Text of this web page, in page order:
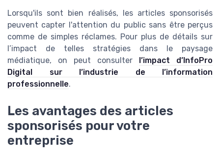
Lorsqu'ils sont bien réalisés, les articles sponsorisés
peuvent capter l'attention du public sans être perçus
comme de simples réclames. Pour plus de détails sur
l’impact de telles stratégies dans le paysage
médiatique, on peut consulter
l’impact d’InfoPro
Digital sur l’industrie de l’information
professionnelle.
Les avantages des articles
sponsorisés pour votre
entreprise